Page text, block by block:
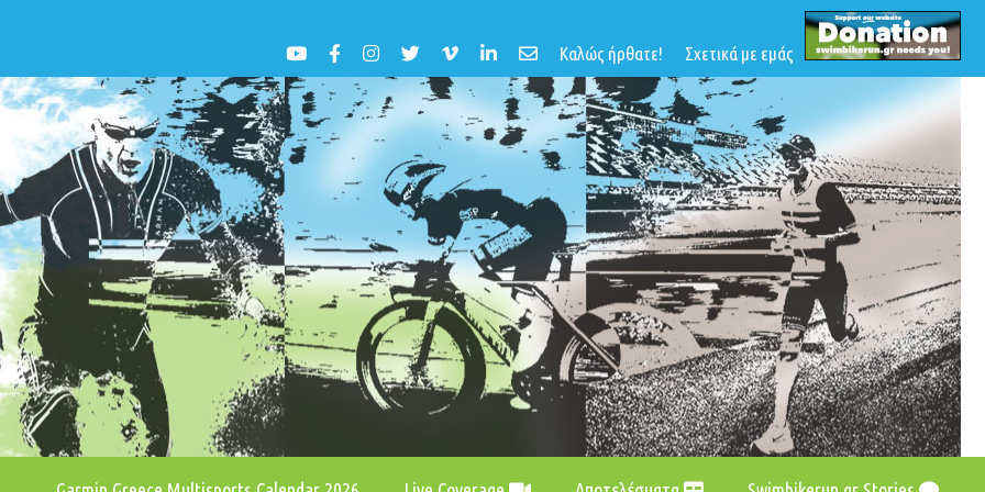
Καλώς ήρθατε! Σχετικά με εμάς